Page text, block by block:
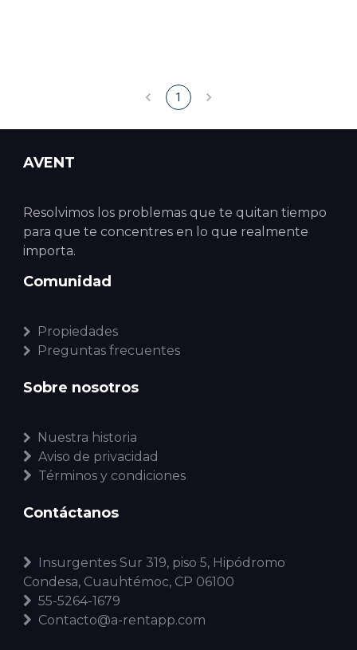
1
AVENT
Resolvimos los problemas que te quitan tiempo
para que te concentres en lo que realmente
importa.
Comunidad
Propiedades
Preguntas frecuentes
Sobre nosotros
Nuestra historia
Aviso de privacidad
Términos y condiciones
Contáctanos
Insurgentes Sur 319, piso 5, Hipódromo
Condesa, Cuauhtémoc, CP 06100
55-5264-1679
Contacto@a-rentapp.com